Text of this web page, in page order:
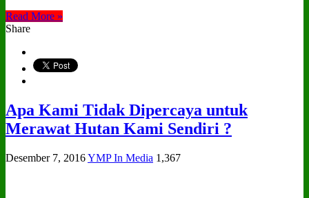
Read More »
Share
Apa Kami Tidak Dipercaya untuk
Merawat Hutan Kami Sendiri ?
Desember 7, 2016YMP In Media 1,367